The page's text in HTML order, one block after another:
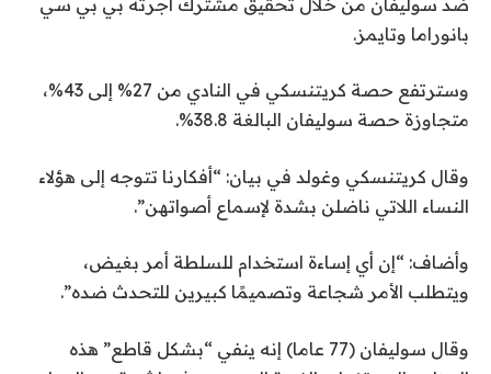
بانوراما وتايمز.
وسترتفع حصة كريتنسكي في النادي من 27% إلى 43%،
متجاوزة حصة سوليفان البالغة 38.8%.
وقال كريتنسكي وغولد في بيان: “أفكارنا تتوجه إلى هؤلاء
النساء اللاتي ناضلن بشدة لإسماع أصواتهن”.
وأضاف: “إن أي إساءة استخدام للسلطة أمر بغيض،
ويتطلب الأمر شجاعة وتصميمًا كبيرين للتحدث ضده”.
وقال سوليفان (77 عاما) إنه ينفي “بشكل قاطع” هذه